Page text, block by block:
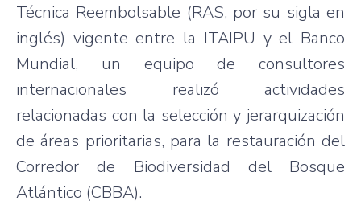
Técnica Reembolsable (RAS, por su sigla en
inglés) vigente entre la ITAIPU y el Banco
Mundial, un equipo de consultores
internacionales realizó actividades
relacionadas con la selección y jerarquización
de áreas prioritarias, para la restauración del
Corredor de Biodiversidad del Bosque
Atlántico (CBBA).